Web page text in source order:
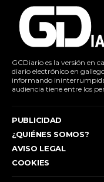
GCDiario es la versión en
diario electrónico en
informando
audiencia tiene entre los
PUBLICIDAD
¿QUIÉNES SOMOS?
AVISO LEGAL
COOKIES